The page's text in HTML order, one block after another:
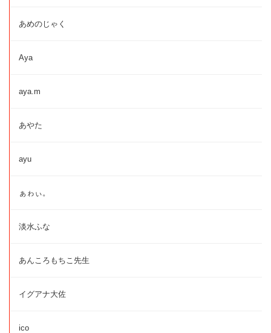
あめのじゃく
Aya
aya.m
あやた
ayu
ぁゎぃ。
淡水ふな
あんころもちこ先生
イグアナ大佐
ico